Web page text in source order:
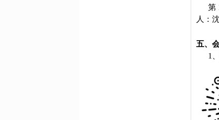
第
人：
五、
1